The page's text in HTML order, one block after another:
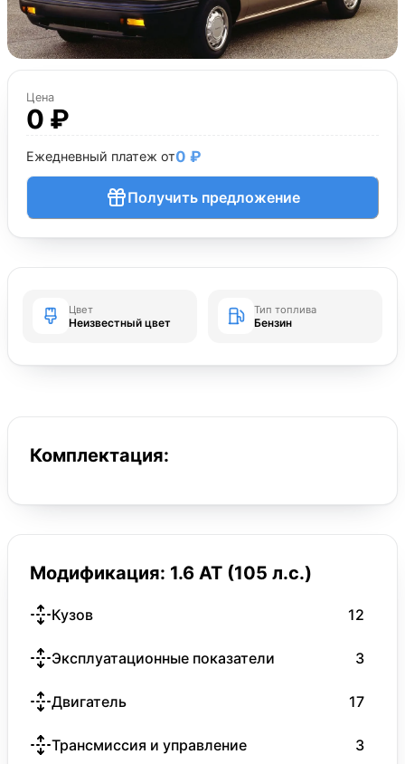
Цена
0 ₽
Ежедневный платеж от0 ₽
Получить предложение
Цвет
Неизвестный цвет
Тип топлива
Бензин
Комплектация:
Модификация: 1.6 AT (105 л.с.)
Кузов 12
Эксплуатационные показатели 3
Двигатель 17
Трансмиссия и управление 3